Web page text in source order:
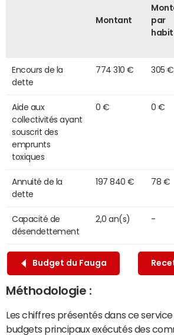
Montant
par
Encours de la
dette
774 310 € 305 €
Aide aux
collectivités ayant
souscrit des
emprunts
toxiques
0 € 0 €
Annuité de la
dette
197 840 € 78 €
Capacité de
désendettement
2,0 an(s) -
Budget du Fauga
Méthodologie :
Les chiffres présentés dans ce
budgets principaux exécutés des